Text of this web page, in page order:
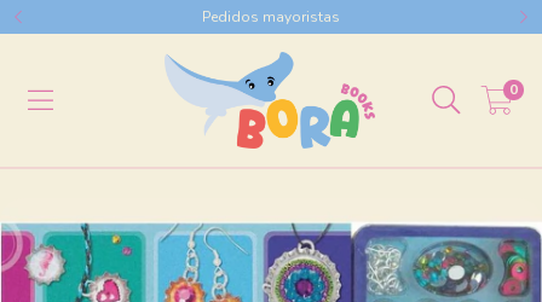
Pedidos mayoristas
0